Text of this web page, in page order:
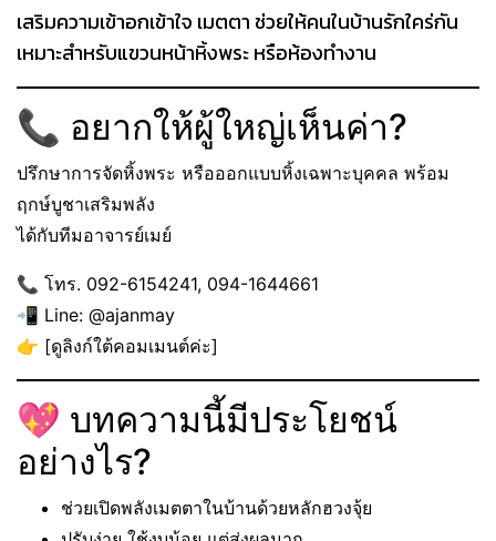
เสริมความเข้าอกเข้าใจ เมตตา ช่วยให้คนในบ้านรักใคร่กัน
เหมาะสำหรับแขวนหน้าหิ้งพระ หรือห้องทำงาน
📞 อยากให้ผู้ใหญ่เห็นค่า?
ปรึกษาการจัดหิ้งพระ หรือออกแบบหิ้งเฉพาะบุคคล พร้อม
ฤกษ์บูชาเสริมพลัง
ได้กับทีมอาจารย์เมย์
📞 โทร. 092-6154241, 094-1644661
📲 Line: @ajanmay
👉 [ดูลิงก์ใต้คอมเมนต์ค่ะ]
💖 บทความนี้มีประโยชน์
อย่างไร?
ช่วยเปิดพลังเมตตาในบ้านด้วยหลักฮวงจุ้ย